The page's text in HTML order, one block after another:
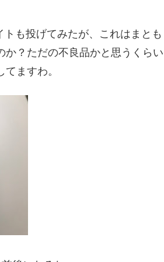
も投げてみたが、これはまとも
？ただの不良品かと思うくらい
ますわ。